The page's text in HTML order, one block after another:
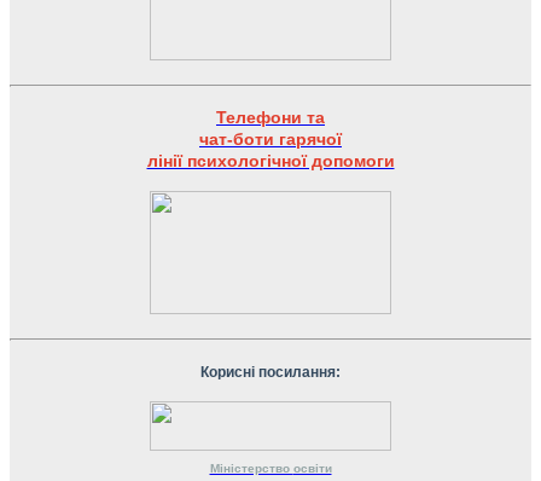
Телефони та
чат-боти гарячої
лінії психологічної допомоги
Корисні посилання:
Міністерство освіти